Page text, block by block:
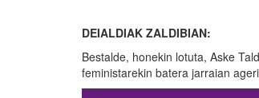
DEIALDIAK ZALDIBIAN:
Bestalde, honekin lotuta, Aske
feministarekin batera jarraian